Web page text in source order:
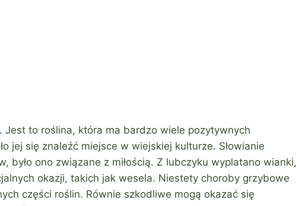
. Jest to roślina, która ma bardzo wiele pozytywnych
jej się znaleźć miejsce w wiejskiej kulturze. Słowianie
było ono związane z miłością. Z lubczyku wyplatano wianki,
okazji, takich jak wesela. Niestety choroby grzybowe
części roślin. Równie szkodliwe mogą okazać się